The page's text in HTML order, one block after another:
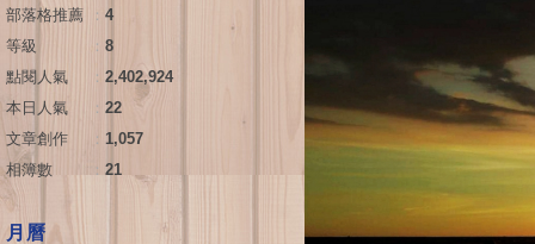
部落格推薦 ： 4
等級
： 8
點閱人氣
： 2,402,924
本日人氣
： 22
文章創作
： 1,057
相簿數
： 21
月曆